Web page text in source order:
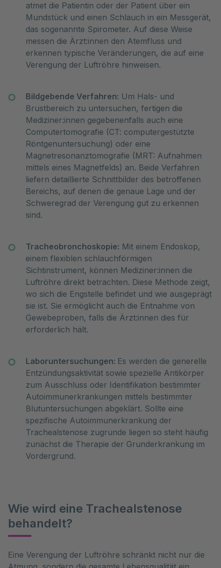
atmet die Patientin oder der Patient über ein
Mundstück und einen Schlauch in ein Messgerät,
das sogenannte Spirometer. Auf diese Weise
messen die Ärzt:innen den Atemfluss und
erkennen typische Veränderungen, die auf eine
Verengung der Luftröhre hinweisen.
Bildgebende Verfahren: Um Hals- und
Brustbereich zu untersuchen, fertigen die
Mediziner:innen gegebenenfalls auch eine
Computertomografie (CT: computergestützte
Röntgenuntersuchung) oder eine
Magnetresonanztomografie (MRT: Aufnahmen
mittels eines Magnetfelds) an. Beide Verfahren
liefern detaillierte Schnittbilder des betroffenen
Bereichs, auf denen die genaue Lage und der
Schweregrad der Verengung gut zu erkennen
sind.
Tracheobronchoskopie: Mit einem Endoskop,
einem flexiblen schlauchförmigen
Sichtinstrument, können Mediziner:innen die
Luftröhre direkt betrachten. Diese Methode zeigt,
wo sich die Engstelle befindet und wie ausgeprägt
sie ist. Sie ermöglicht auch die Entnahme von
Gewebeproben, falls die Ärzt:innen dies für
erforderlich hält.
Laboruntersuchungen: Es werden die generelle
Entzündungsaktivität sowie spezielle Antikörper
zum Ausschluss oder Identifikation bestimmter
Autoimmunerkrankungen mittels bestimmter
Blutuntersuchungen abgeklärt. Sollte eine
spezifische Autoimmunerkrankung der
Trachealstenose zugrunde liegen so steht häufig
zunächst die Therapie der Grunderkrankung im
Vordergrund.
Wie wird eine Trachealstenose
behandelt?
Eine Verengung der Luftröhre schränkt nicht nur die